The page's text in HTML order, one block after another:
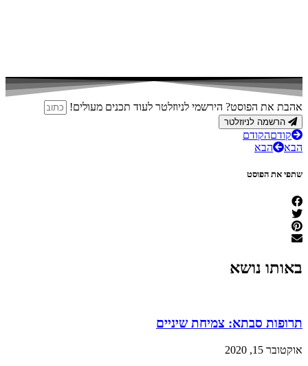
אהבת את הפוסט? הירשמי לניוזלטר לעוד תכנים מעולים!
הרשמה לניוזלטר
קודםהקודם
הבא
הבא
שתפי את הפוסט
באותו נושא
תרופות סבתא: צמיחת שיניים
אוקטובר 15, 2020